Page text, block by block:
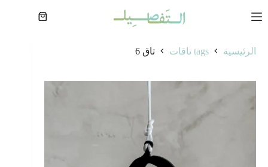
إلى
عربة
الرئيسية
tags تاقات تاق 6